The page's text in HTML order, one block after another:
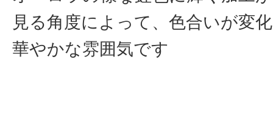
見る角度によって、色合いが変
華やかな雰囲気です